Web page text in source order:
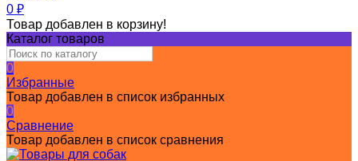
0 ₽
Товар добавлен в корзину!
Каталог товаров
0
Избранные
Товар добавлен в список избранных
0
Сравнение
Товар добавлен в список сравнения